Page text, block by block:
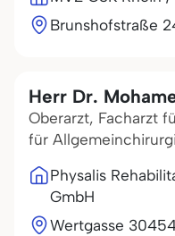
Brunshofstraße 2
Herr Dr.
Oberarzt, Facharzt
für
Physalis
GmbH
Wertgasse 30